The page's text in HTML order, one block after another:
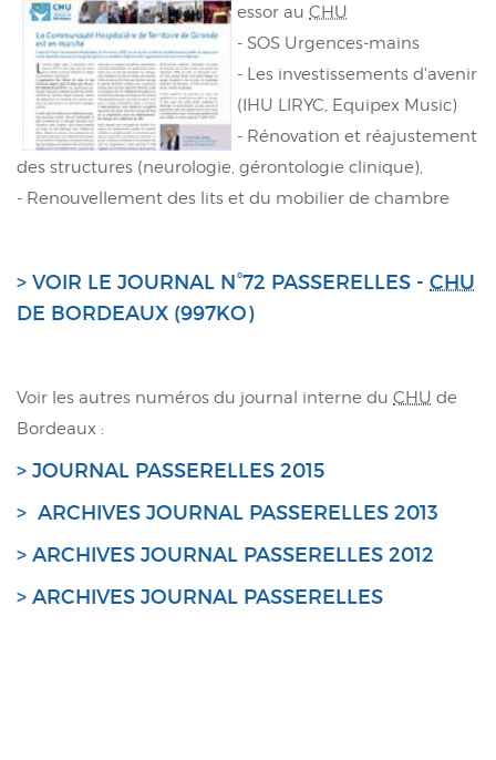
essor au CHU
- SOS Urgences-mains
- Les investissements d'avenir
(IHU LIRYC, Equipex Music)
- Rénovation et réajustement
des structures (neurologie, gérontologie clinique),
- Renouvellement des lits et du mobilier de chambre
> VOIR LE JOURNAL N°72 PASSERELLES - CHU
DE BORDEAUX (997KO)
Voir les autres numéros du journal interne du CHU de
Bordeaux :
> JOURNAL PASSERELLES 2015
> ARCHIVES JOURNAL PASSERELLES 2013
> ARCHIVES JOURNAL PASSERELLES 2012
> ARCHIVES JOURNAL PASSERELLES